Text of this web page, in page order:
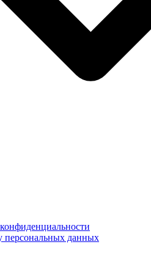
персональных данных